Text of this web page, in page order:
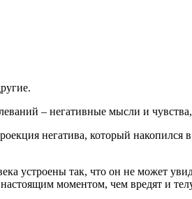
– негативные мысли и
негатива, который
устроены так, что он не может
моментом, чем вредят и